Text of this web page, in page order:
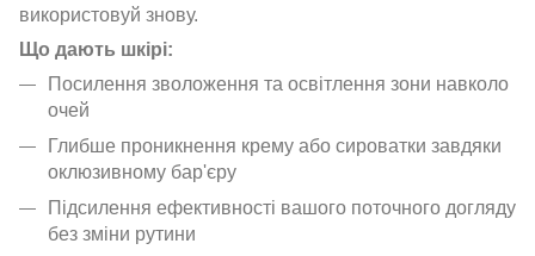
використовуй знову.
Що дають шкірі:
Посилення зволоження та освітлення зони навколо
очей
Глибше проникнення крему або сироватки завдяки
оклюзивному бар'єру
Підсилення ефективності вашого поточного догляду
без зміни рутини